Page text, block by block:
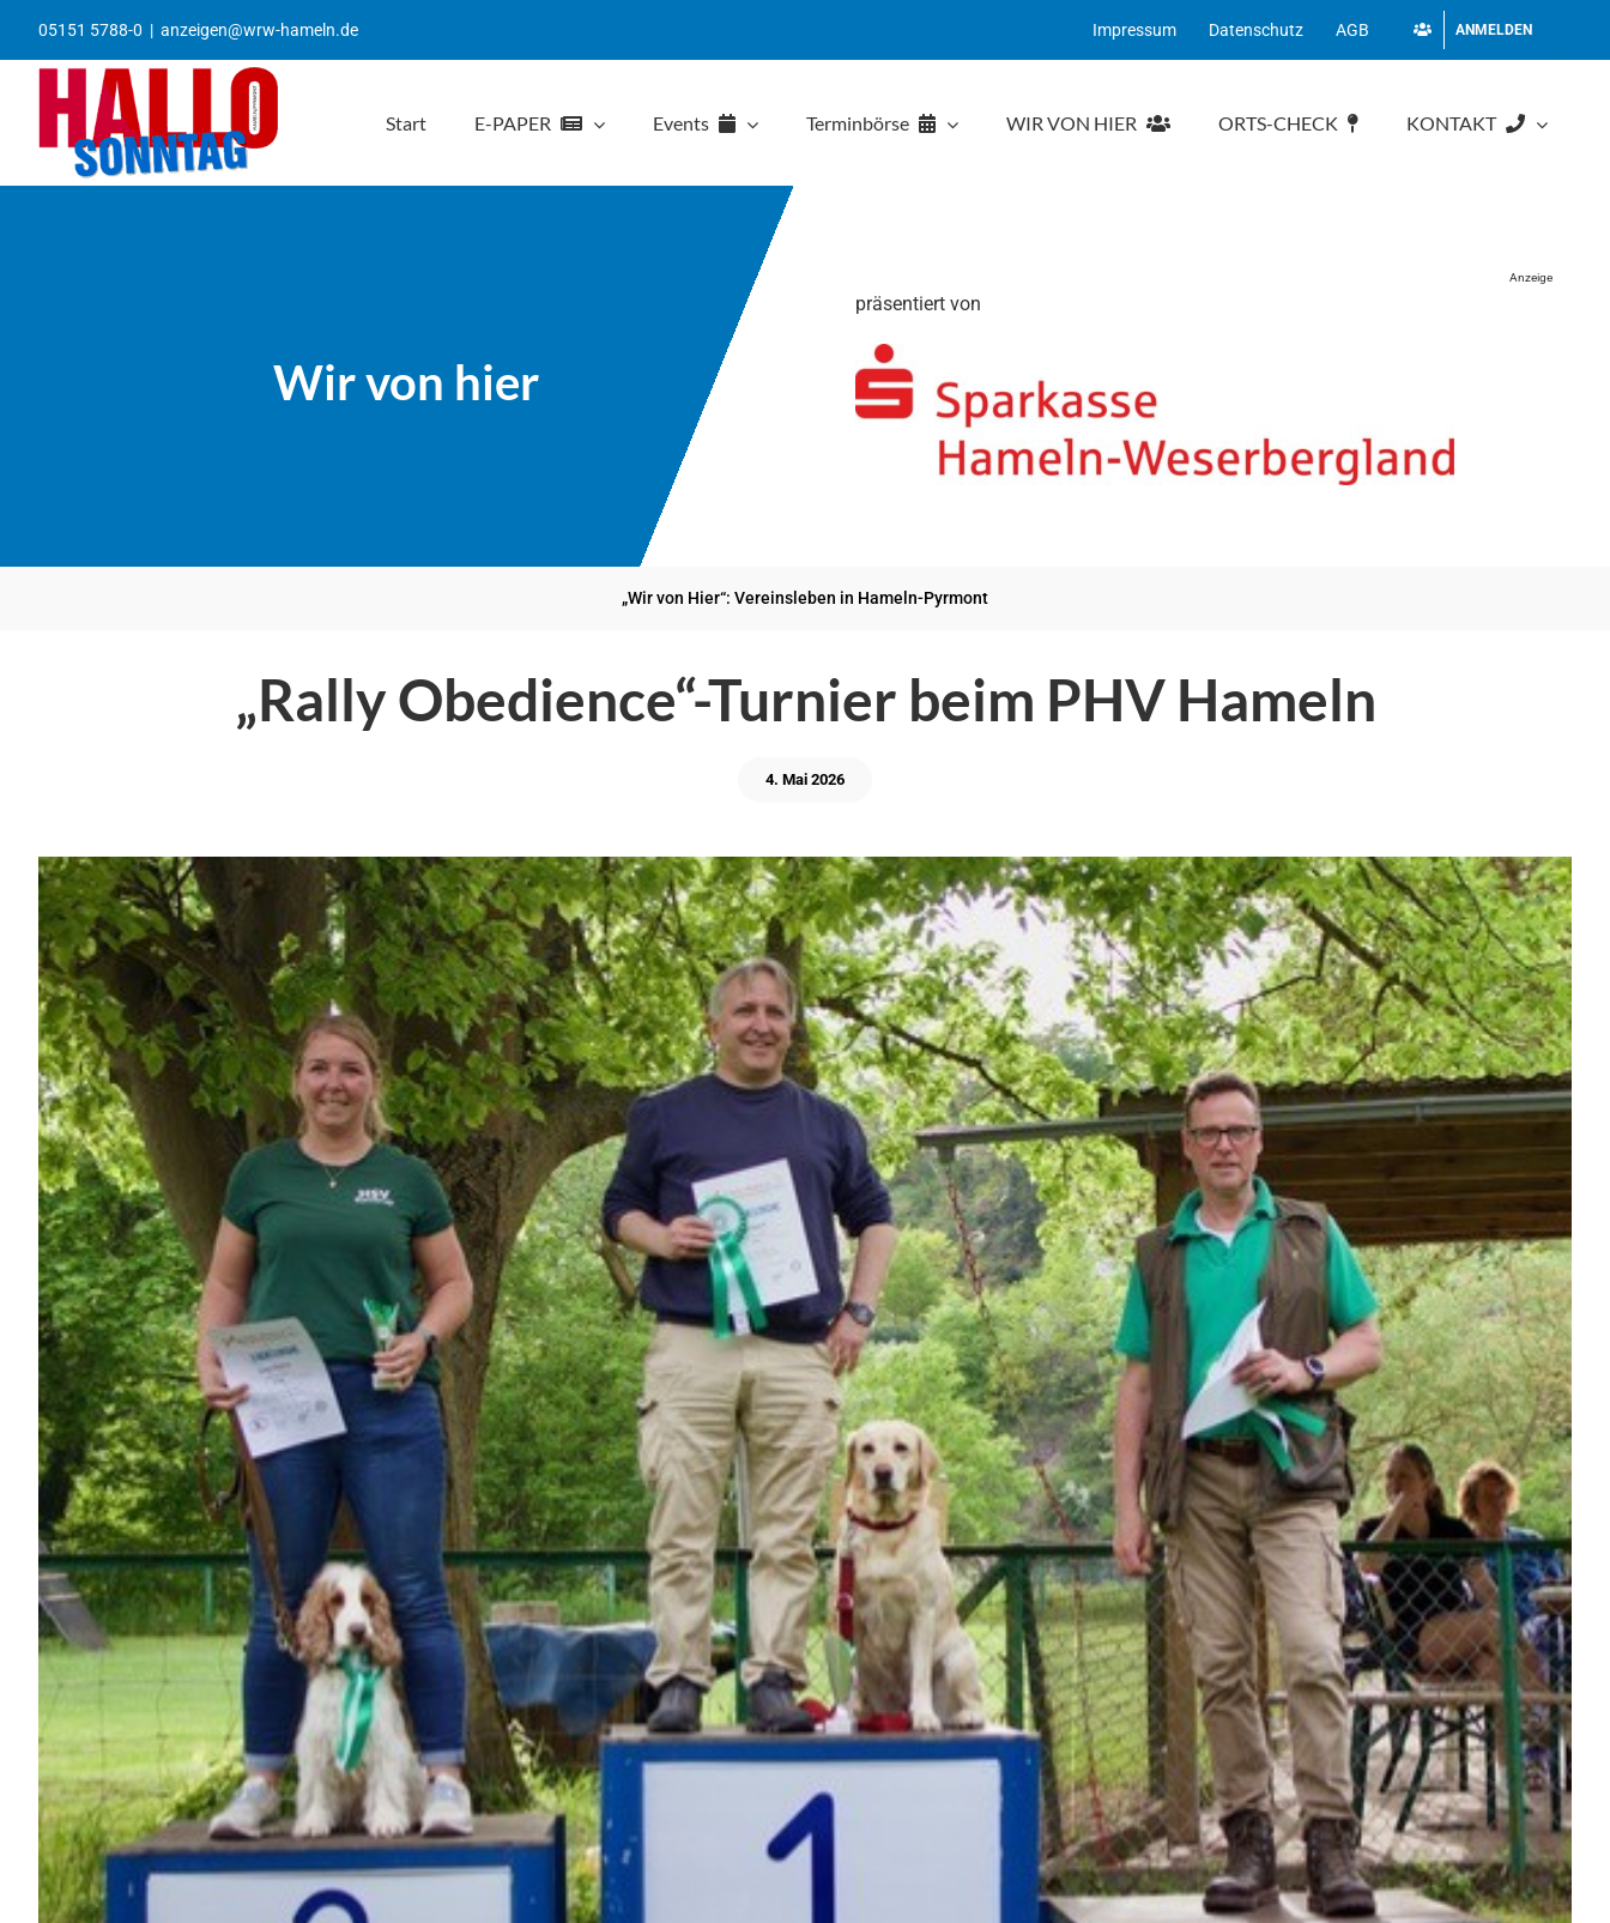
05151 5788-0 | anzeigen@wrw-hameln.de Impressum Datenschutz AGB ANMELDEN
Start E-PAPER Events Terminbörse WIR VON HIER ORTS-CHECK KONTAKT
Wir von hier
Anzeige
präsentiert von
„Wir von Hier“: Vereinsleben in Hameln-Pyrmont
„Rally Obedience“-Turnier beim PHV Hameln
4. Mai 2026